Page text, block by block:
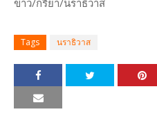
Tags นราธิวาส